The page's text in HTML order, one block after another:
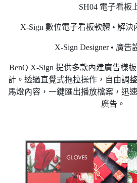
SH04 電子看板
X-Sign 數位電子看板軟體 • 解
X-Sign Designer • 廣告
BenQ X-Sign 提供多款內建廣告樣
計。透過直覺式拖拉操作，自由調
馬燈內容，一鍵匯出播放檔案，迅
廣告。